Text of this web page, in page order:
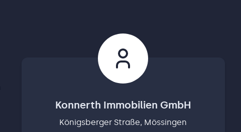
Konnerth Immobilien GmbH
Königsberger Straße, Mössingen